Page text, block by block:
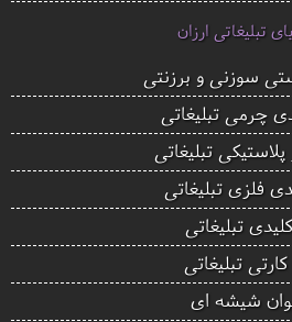
تبلیغاتی ارزان
سوزنی و برزنتی
چرمی تبلیغاتی
تبلیغاتی
فلزی تبلیغاتی
تبلیغاتی
تبلیغاتی
شیشه ای